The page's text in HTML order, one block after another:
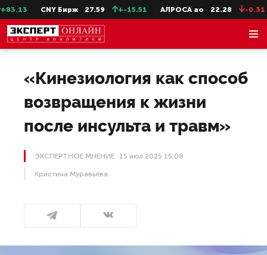
CNY Бирж 27.59 +-15.51 АЛРОСА ао 22.28 -0.31
«Кинезиология как способ
возвращения к жизни
после инсульта и травм»
ЭКСПЕРТНОЕ МНЕНИЕ 15 июл 2025 15:08
Кристина Муравьева